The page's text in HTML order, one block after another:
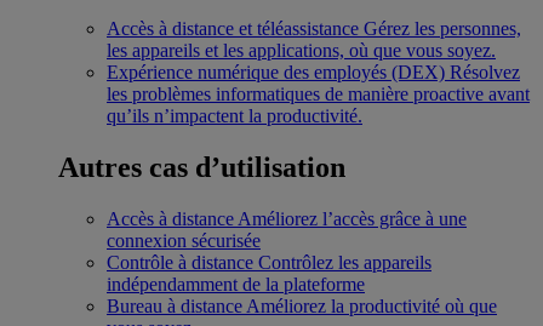
Accès à distance et téléassistance Gérez les personnes,
les appareils et les applications, où que vous soyez.
Expérience numérique des employés (DEX) Résolvez
les problèmes informatiques de manière proactive avant
qu’ils n’impactent la productivité.
Autres cas d’utilisation
Accès à distance Améliorez l’accès grâce à une
connexion sécurisée
Contrôle à distance Contrôlez les appareils
indépendamment de la plateforme
Bureau à distance Améliorez la productivité où que